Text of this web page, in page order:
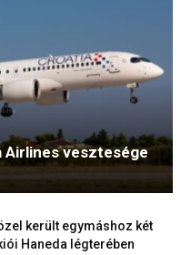
vesztesége
került egymáshoz két
Haneda légterében